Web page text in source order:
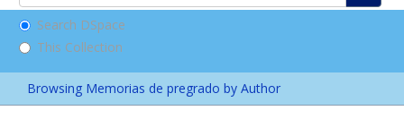
Search DSpace
This Collection
Browsing Memorias de pregrado by Author